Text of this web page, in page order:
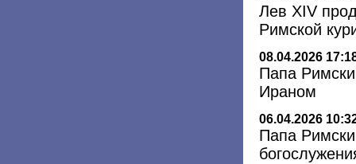
Лев XIV
Римской
08.04.2026
Папа
Ираном
06.04.2026
Папа